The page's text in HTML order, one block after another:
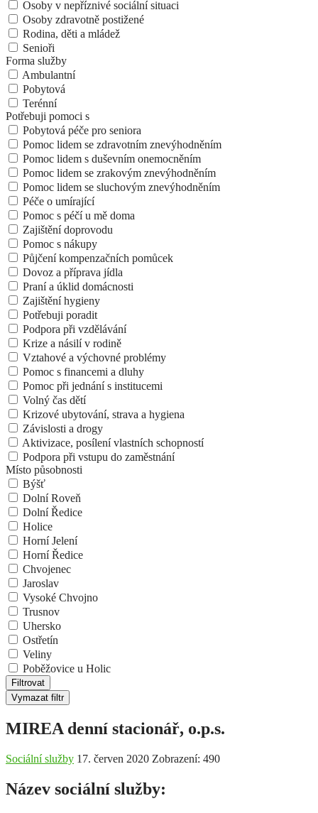
Osoby v nepříznivé sociální situaci
Osoby zdravotně postižené
Rodina, děti a mládež
Senioři
Forma služby
Ambulantní
Pobytová
Terénní
Potřebuji pomoci s
Pobytová péče pro seniora
Pomoc lidem se zdravotním znevýhodněním
Pomoc lidem s duševním onemocněním
Pomoc lidem se zrakovým znevýhodněním
Pomoc lidem se sluchovým znevýhodněním
Péče o umírající
Pomoc s péčí u mě doma
Zajištění doprovodu
Pomoc s nákupy
Půjčení kompenzačních pomůcek
Dovoz a příprava jídla
Praní a úklid domácnosti
Zajištění hygieny
Potřebuji poradit
Podpora při vzdělávání
Krize a násilí v rodině
Vztahové a výchovné problémy
Pomoc s financemi a dluhy
Pomoc při jednání s institucemi
Volný čas dětí
Krizové ubytování, strava a hygiena
Závislosti a drogy
Aktivizace, posílení vlastních schopností
Podpora při vstupu do zaměstnání
Místo působnosti
Býšť
Dolní Roveň
Dolní Ředice
Holice
Horní Jelení
Horní Ředice
Chvojenec
Jaroslav
Vysoké Chvojno
Trusnov
Uhersko
Ostřetín
Veliny
Poběžovice u Holic
Filtrovat
Vymazat filtr
MIREA denní stacionář, o.p.s.
Sociální služby 17. červen 2020 Zobrazení: 490
Název sociální služby: